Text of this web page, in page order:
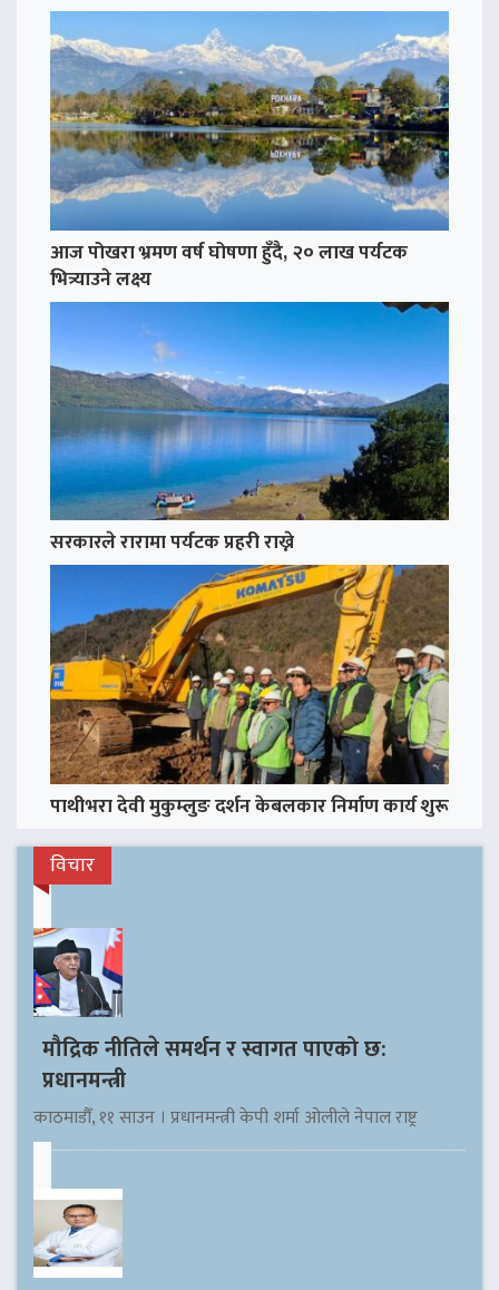
आज पोखरा भ्रमण वर्ष घोषणा हुँदै, २० लाख पर्यटक
भित्र्याउने लक्ष्य
सरकारले रारामा पर्यटक प्रहरी राख्ने
पाथीभरा देवी मुकुम्लुङ दर्शन केबलकार निर्माण कार्य शुरू
विचार
मौद्रिक नीतिले समर्थन र स्वागत पाएको छ:
प्रधानमन्त्री
काठमाडौँ, ११ साउन । प्रधानमन्त्री केपी शर्मा ओलीले नेपाल राष्ट्र